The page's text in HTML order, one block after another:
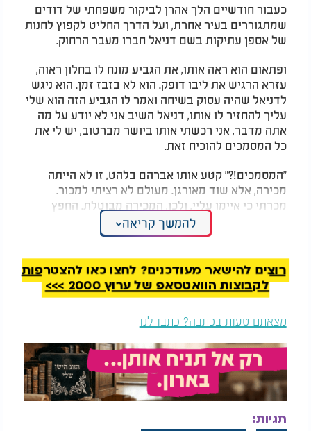
כעבור חודשיים הלך אהרן לביקור משפחתי של דודים
שמתגוררים בעיר אחרת, ועל הדרך החליט לקפוץ לחנות
של אספן עתיקות בשם דניאל חברו מעבר הרחוק.
ופתאום הוא ראה אותו, את הגביע מונח לו בחלון ראוה,
עזרא הרגיש את ליבו דופק. הוא לא בזבז זמן. הוא ניגש
לדניאל שהיה עסוק בשיחה ואמר לו הגביע הזה הוא שלי
עליך להחזיר לו אותו, דניאל השיב אני לא יודע על מה
אתה מדבר, אני רכשתי אותו ביושר מברטוב, יש לי את
כל המסמכים להוכיח זאת.
"המסמכים!?" קטע אותו אברהם בלהט, זו לא הייתה
מכירה, אלא שוד מאורגן. מעולם לא רציתי למכור.
מכרתי כי איימו עליי, ולכן, המכירה מבוטלת. החפץ
נשאר שלי, ואתה חייב להשיב לי אותו".
היכן יש להדליק את
נרות החנוכה? כל מה
שצריך לדעת
"שיקרו" עבורי, מה אני
עושה?
מה דעתך, האם יש תוקף הלכתי למכירה שנעשתה בכל
להמשך קריאה
רוצים להישאר מעודכנים? לחצו כאן להצטרפות
לקבוצות הוואטסאפ של ערוץ 2000 >>>
מצאתם טעות בכתבה? כתבו לנו
תגיות: